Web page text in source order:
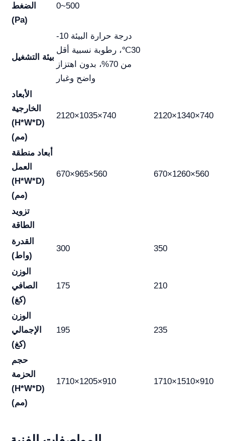
الضغط
(Pa)
0~500
بيئة التشغيل
درجة حرارة البيئة 10-
30℃، رطوبة نسبية أقل
من 70%، بدون اهتزاز
واضح وغبار
الأبعاد
الخارجية
(H*W*D)
(مم)
2120×1035×740 2120×1340×740
أبعاد منطقة
العمل
(H*W*D)
(مم)
670×965×560 670×1260×560
تزويد
الطاقة
القدرة
(واط)
300 350
الوزن
الصافي
(كغ)
175 210
الوزن
الإجمالي
(كغ)
195 235
حجم
الحزمة
(H*W*D)
(مم)
1710×1205×910 1710×1510×910